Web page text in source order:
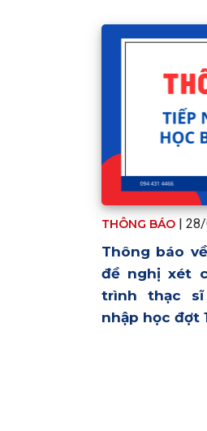
THÔNG BÁO |
Thông báo
đề nghị xét
trình thạc
nhập học đợt